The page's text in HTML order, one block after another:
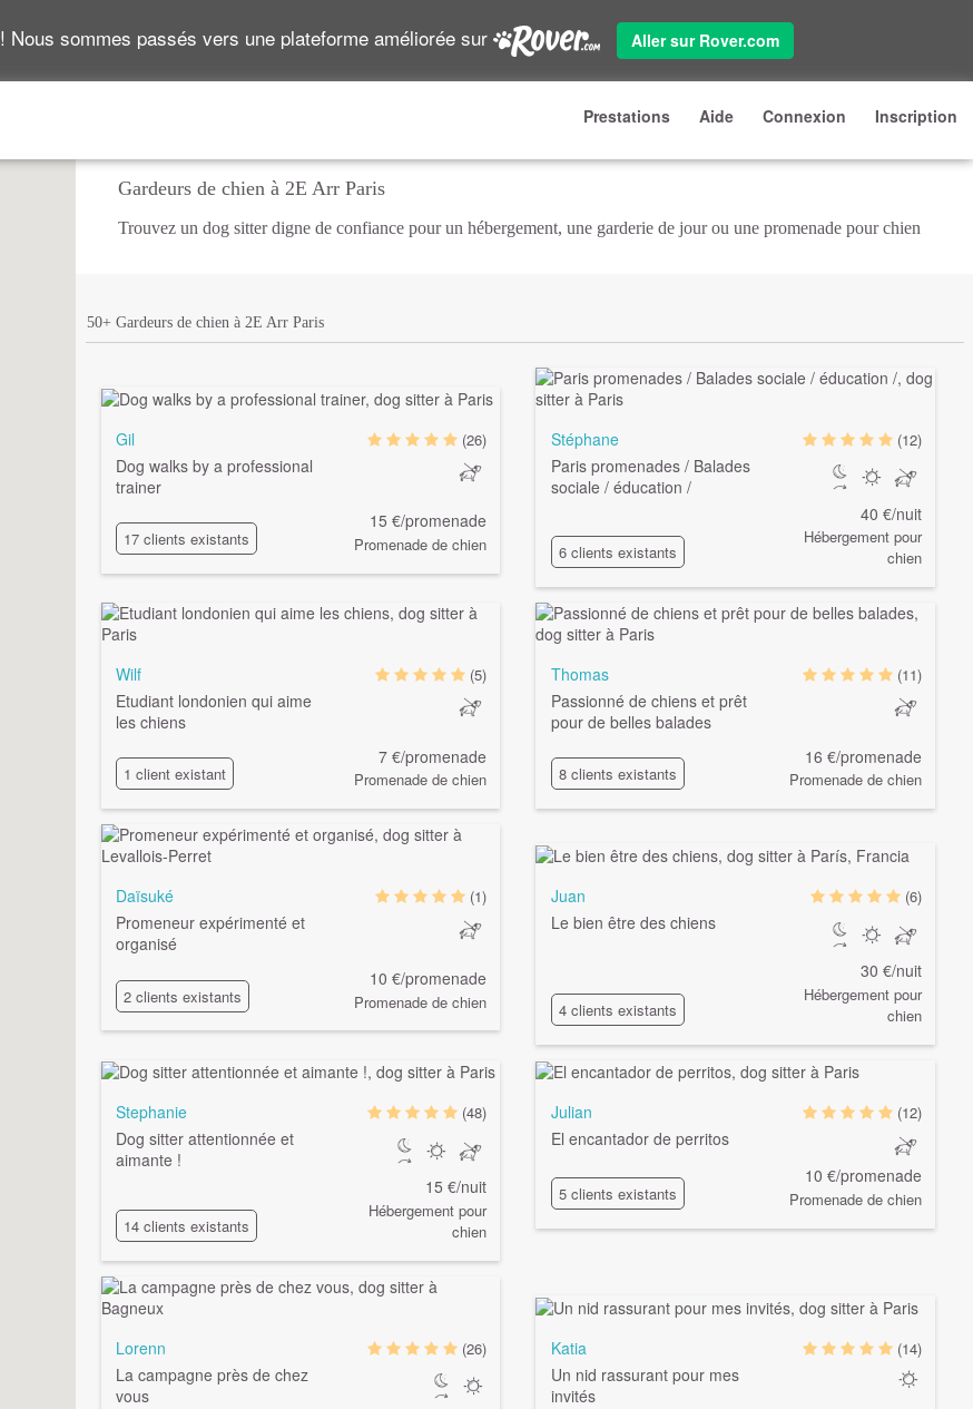
sommes passés vers une plateforme améliorée sur Aller sur Rover.com
Prestations Aide Connexion Inscription
Gardeurs de chien à 2E Arr Paris
Trouvez un dog sitter digne de confiance pour un hébergement, une garderie de jour ou une promenade pour chien
50+ Gardeurs de chien à 2E Arr Paris
Gil
Dog walks by a professional
trainer
17 clients existants
(26)
15 €/promenade
Promenade de chien
Stéphane
Paris promenades / Balades
sociale / éducation /
6 clients existants
(12)
40 €/nuit
Hébergement pour
chien
Wilf
Etudiant londonien qui aime
les chiens
1 client existant
(5)
7 €/promenade
Promenade de chien
Thomas
Passionné de chiens et prêt
pour de belles balades
8 clients existants
(11)
16 €/promenade
Promenade de chien
Daïsuké
Promeneur expérimenté et
organisé
2 clients existants
(1)
10 €/promenade
Promenade de chien
Juan
Le bien être des chiens
4 clients existants
(6)
30 €/nuit
Hébergement pour
chien
Stephanie
Dog sitter attentionnée et
aimante !
14 clients existants
(48)
15 €/nuit
Hébergement pour
chien
Julian
El encantador de perritos
5 clients existants
(12)
10 €/promenade
Promenade de chien
Lorenn
La campagne près de chez
vous
(26)
Katia
Un nid rassurant pour mes
invités
(14)